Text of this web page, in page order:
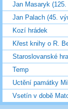
Jan Masaryk
Jan Palach (45.
Kozí hrádek
Křest knihy o R.
Staroslovanské
Temp
Uctění památky
Vsetín v době